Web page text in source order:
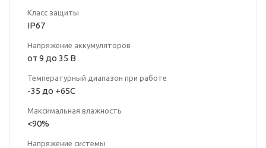
Класс защиты
IP67
Напряжение аккумуляторов
от 9 до 35 В
Температурный диапазон при работе
-35 до +65С
Максимальная влажность
<90%
Напряжение системы